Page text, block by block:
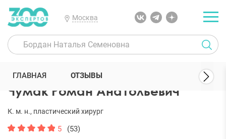
Москва
300 Экспертов Пластические хирурги Чумак Роман
Чумак Роман Анатольевич
К. м. н., пластический хирург
5 (53)
ГЛАВНАЯ ОТЗЫВЫ